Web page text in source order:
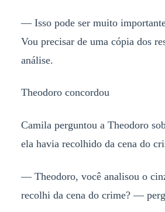
— Isso pode ser muito
Vou precisar de uma cópia dos
análise.
Theodoro concordou
Camila perguntou a Theodoro
ela havia recolhido da cena do
— Theodoro, você analisou o
recolhi da cena do crime? —